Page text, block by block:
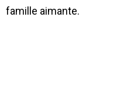
famille aimante.